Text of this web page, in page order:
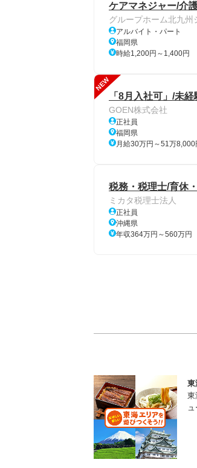
ケアマネジャー/介
グループホーム北九州
アルバイト・パート
福岡県
時給1,200円～1,400円
NEW
「8月入社可」/未
GOEN株式会社
正社員
福岡県
月給30万円～51万8,000
税務・税理士/育休
ミカタ税理士法人
正社員
沖縄県
年収364万円～560万円
東
東